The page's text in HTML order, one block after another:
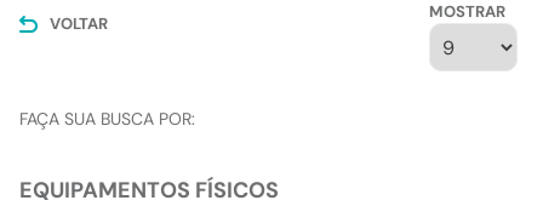
VOLTAR
MOSTRAR
FAÇA SUA BUSCA POR:
EQUIPAMENTOS FÍSICOS